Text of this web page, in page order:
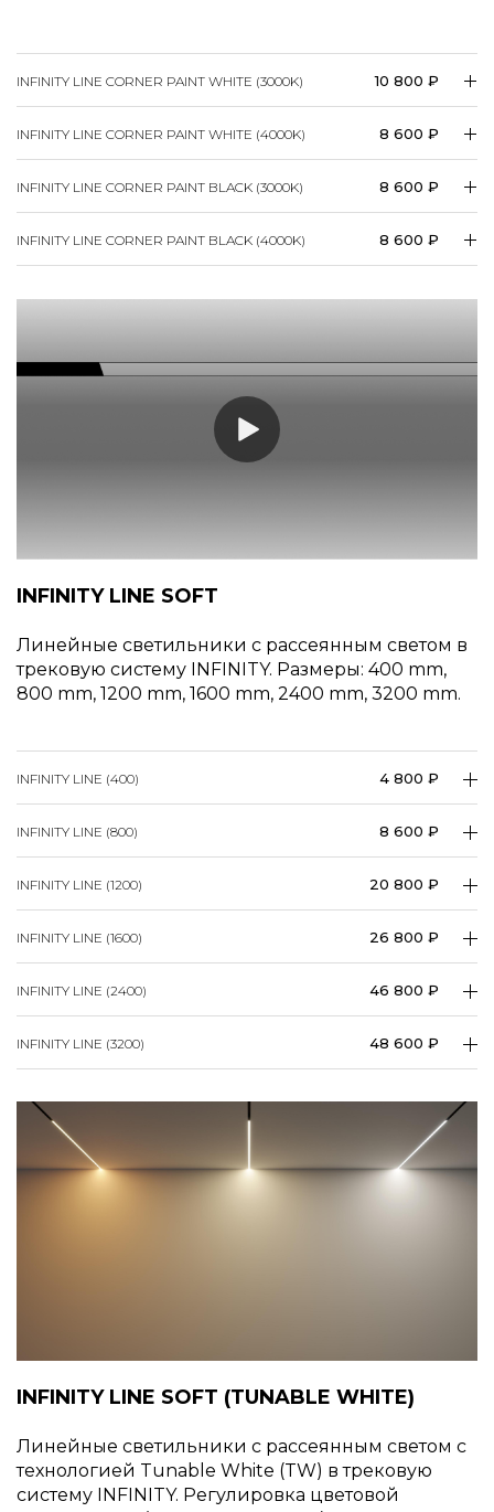
INFINITY LINE CORNER PAINT WHITE (3000K) 10 800 ₽
INFINITY LINE CORNER PAINT WHITE (4000K) 8 600 ₽
INFINITY LINE CORNER PAINT BLACK (3000K) 8 600 ₽
INFINITY LINE CORNER PAINT BLACK (4000K) 8 600 ₽
INFINITY LINE SOFT
Линейные светильники с рассеянным светом в
трековую систему INFINITY. Размеры: 400 mm,
800 mm, 1200 mm, 1600 mm, 2400 mm, 3200 mm.
INFINITY LINE (400) 4 800 ₽
INFINITY LINE (800) 8 600 ₽
INFINITY LINE (1200) 20 800 ₽
INFINITY LINE (1600) 26 800 ₽
INFINITY LINE (2400) 46 800 ₽
INFINITY LINE (3200) 48 600 ₽
INFINITY LINE SOFT (TUNABLE WHITE)
Линейные светильники с рассеянным светом с
технологией Tunable White (TW) в трековую
систему INFINITY. Регулировка цветовой